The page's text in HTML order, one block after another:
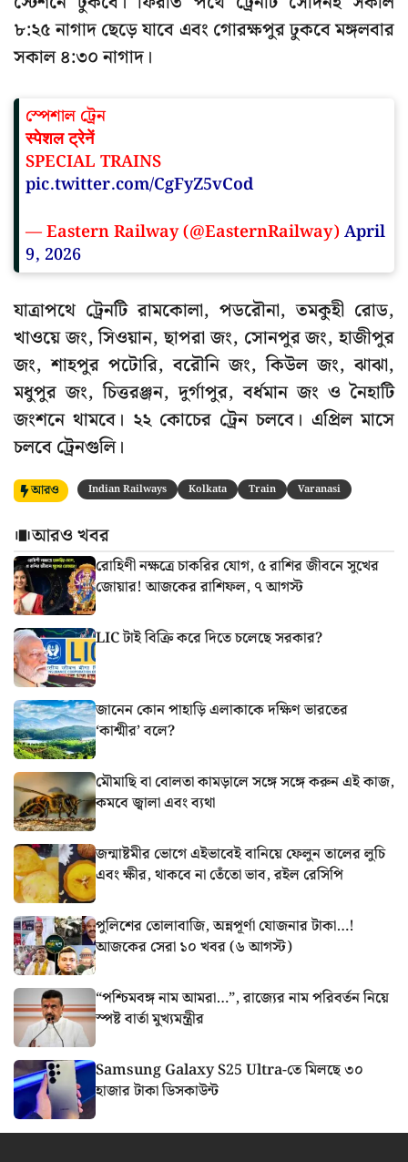
৮:২৫ নাগাদ ছেড়ে যাবে এবং গোরক্ষপুর ঢুকবে মঙ্গলবার
সকাল ৪:৩০ নাগাদ।
স্পেশাল ট্রেন
स्पेशल ट्रेनें
SPECIAL TRAINS
pic.twitter.com/CgFyZ5vCod
— Eastern Railway (@EasternRailway) April
9, 2026
যাত্রাপথে ট্রেনটি রামকোলা, পডরৌনা, তমকুহী রোড,
খাওয়ে জং, সিওয়ান, ছাপরা জং, সোনপুর জং, হাজীপুর
জং, শাহপুর পটোরি, বরৌনি জং, কিউল জং, ঝাঝা,
মধুপুর জং, চিত্তরঞ্জন, দুর্গাপুর, বর্ধমান জং ও নৈহাটি
জংশনে থামবে। ২২ কোচের ট্রেন চলবে। এপ্রিল মাসে
চলবে ট্রেনগুলি।
আরও Indian Railways Kolkata Train Varanasi
আরও খবর
রোহিণী নক্ষত্রে চাকরির যোগ, ৫ রাশির জীবনে সুখের
জোয়ার! আজকের রাশিফল, ৭ আগস্ট
LIC টাই বিক্রি করে দিতে চলেছে সরকার?
জানেন কোন পাহাড়ি এলাকাকে দক্ষিণ ভারতের
‘কাশ্মীর’ বলে?
মৌমাছি বা বোলতা কামড়ালে সঙ্গে সঙ্গে করুন এই কাজ,
কমবে জ্বালা এবং ব্যথা
জন্মাষ্টমীর ভোগে এইভাবেই বানিয়ে ফেলুন তালের লুচি
এবং ক্ষীর, থাকবে না তেঁতো ভাব, রইল রেসিপি
পুলিশের তোলাবাজি, অন্নপূর্ণা যোজনার টাকা…!
আজকের সেরা ১০ খবর (৬ আগস্ট)
“পশ্চিমবঙ্গ নাম আমরা…”, রাজ্যের নাম পরিবর্তন নিয়ে
স্পষ্ট বার্তা মুখ্যমন্ত্রীর
Samsung Galaxy S25 Ultra-তে মিলছে ৩০
হাজার টাকা ডিসকাউন্ট